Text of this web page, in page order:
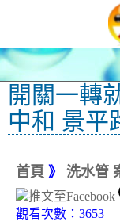
開關一轉
中和 景平
首頁 》 洗水管
觀看次數：3653